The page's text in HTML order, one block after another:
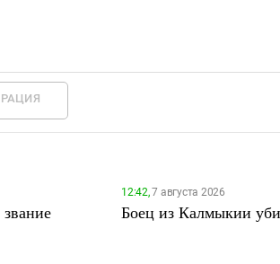
12:42,7 августа 2026
Боец из Калмыкии